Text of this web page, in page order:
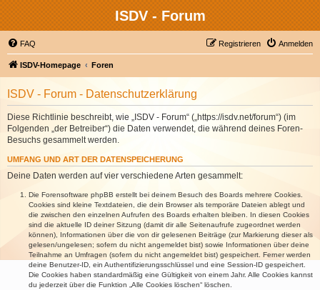
ISDV - Forum
FAQ Anmelden
Registrieren
ISDV-Homepage Foren
ISDV - Forum - Datenschutzerklärung
Diese Richtlinie beschreibt, wie „ISDV - Forum“ („https://isdv.net/forum“) (im
Folgenden „der Betreiber“) die Daten verwendet, die während deines Foren-
Besuchs gesammelt werden.
UMFANG UND ART DER DATENSPEICHERUNG
Deine Daten werden auf vier verschiedene Arten gesammelt:
Die Forensoftware phpBB erstellt bei deinem Besuch des Boards mehrere Cookies.
Cookies sind kleine Textdateien, die dein Browser als temporäre Dateien ablegt und
die zwischen den einzelnen Aufrufen des Boards erhalten bleiben. In diesen Cookies
sind die aktuelle ID deiner Sitzung (damit dir alle Seitenaufrufe zugeordnet werden
können), Informationen über die von dir gelesenen Beiträge (zur Markierung dieser als
gelesen/ungelesen; sofern du nicht angemeldet bist) sowie Informationen über deine
Teilnahme an Umfragen (sofern du nicht angemeldet bist) gespeichert. Ferner werden
deine Benutzer-ID, ein Authentifizierungsschlüssel und eine Session-ID gespeichert.
Die Cookies haben standardmäßig eine Gültigkeit von einem Jahr. Alle Cookies kannst
du jederzeit über die Funktion „Alle Cookies löschen“ löschen.